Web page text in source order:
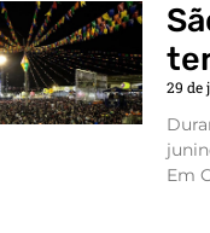
29 de
Em